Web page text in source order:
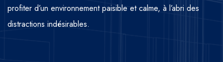
profiter d’un environnement paisible et calme, à l’abri des
distractions indésirables.